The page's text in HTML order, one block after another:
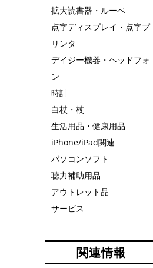
拡大読書器・ルーペ
点字ディスプレイ・点字プ
リンタ
デイジー機器・ヘッドフォ
ン
時計
白杖・杖
生活用品・健康用品
iPhone/iPad関連
パソコンソフト
聴力補助用品
アウトレット品
サービス
関連情報